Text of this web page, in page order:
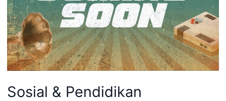
Sosial & Pendidikan